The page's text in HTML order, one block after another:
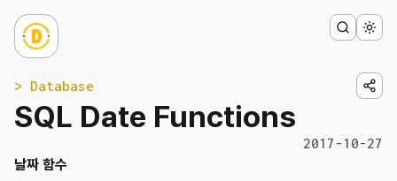
> Database
SQL Date Functions
2017-10-27
날짜 함수